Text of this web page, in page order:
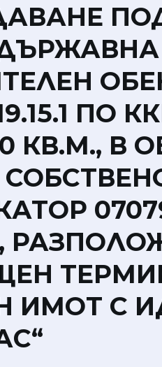
КВ.М., В
ИМОТ С